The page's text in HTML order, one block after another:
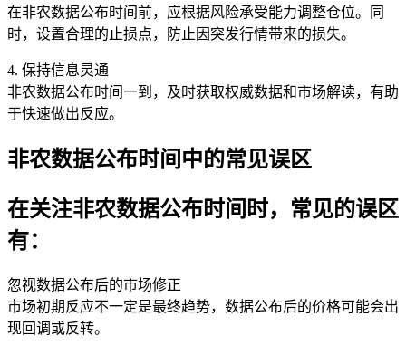
在非农数据公布时间前，应根据风险承受能力调整仓位。同
时，设置合理的止损点，防止因突发行情带来的损失。
4. 保持信息灵通
非农数据公布时间一到，及时获取权威数据和市场解读，有助
于快速做出反应。
非农数据公布时间中的常见误区
在关注非农数据公布时间时，常见的误区
有：
忽视数据公布后的市场修正
市场初期反应不一定是最终趋势，数据公布后的价格可能会出
现回调或反转。